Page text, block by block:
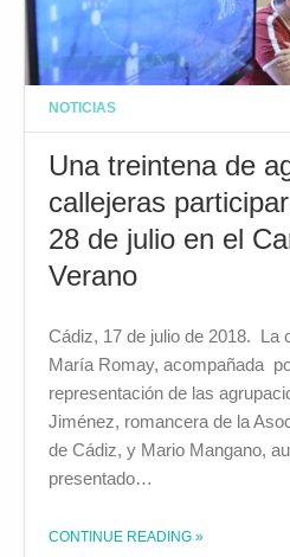
NOTICIAS
Una treintena de
callejeras
28 de julio en el
Verano
Cádiz, 17 de julio de 2018. La
María Romay, acompañada
representación de las
Jiménez, romancera de la
de Cádiz, y Mario Mangano,
presentado…
CONTINUE READING THE "UNA TREINTENA DE AGRUPACIONES CALLEJERAS PARTICIPARÁN EL PRÓXIMO 28 DE JULIO EN EL CARNAVAL DE VERANO"
»